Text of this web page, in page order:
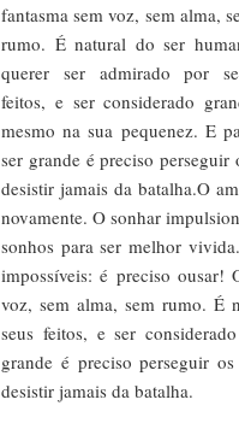
fantasma sem voz, sem alma,
rumo. É natural do ser
querer ser admirado por
feitos, e ser considerado
mesmo na sua pequenez. E
ser grande é preciso
desistir jamais da batalha.O
novamente. O sonhar
sonhos para ser melhor
impossíveis: é preciso ousar!
voz, sem alma, sem rumo. É
seus feitos, e ser
grande é preciso perseguir
desistir jamais da batalha.